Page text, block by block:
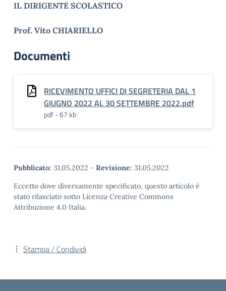
IL DIRIGENTE SCOLASTICO
Prof. Vito CHIARIELLO
Documenti
RICEVIMENTO UFFICI DI SEGRETERIA DAL 1
GIUGNO 2022 AL 30 SETTEMBRE 2022.pdf
pdf - 67 kb
Pubblicato: 31.05.2022 - Revisione: 31.05.2022
Eccetto dove diversamente specificato, questo articolo è
stato rilasciato sotto Licenza Creative Commons
Attribuzione 4.0 Italia.
Stampa / Condividi